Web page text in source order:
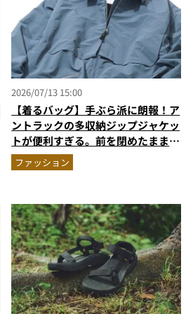
2026/07/13 15:00
【着るバッグ】手ぶら派に朗報！ア
ントラックの多収納ジップジャケッ
トが便利すぎる。前を閉めたまま荷
物が出せる進化したポケット配置
ファッション